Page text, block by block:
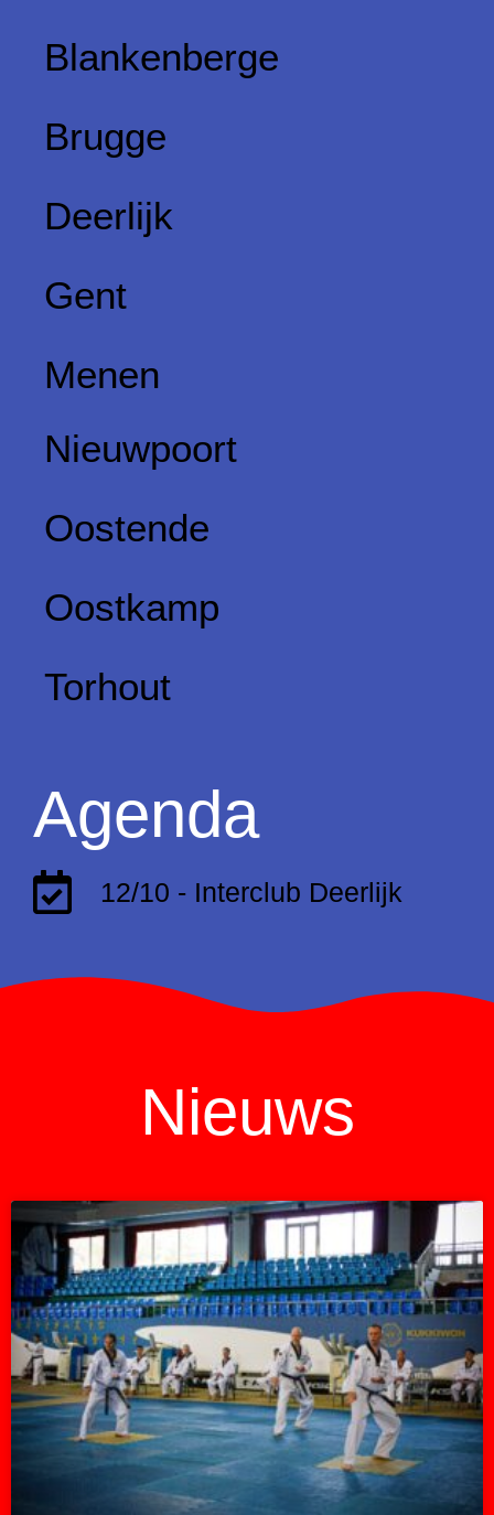
Blankenberge
Brugge
Deerlijk
Gent
Menen
Nieuwpoort
Oostende
Oostkamp
Torhout
Agenda
12/10 - Interclub Deerlijk
Nieuws